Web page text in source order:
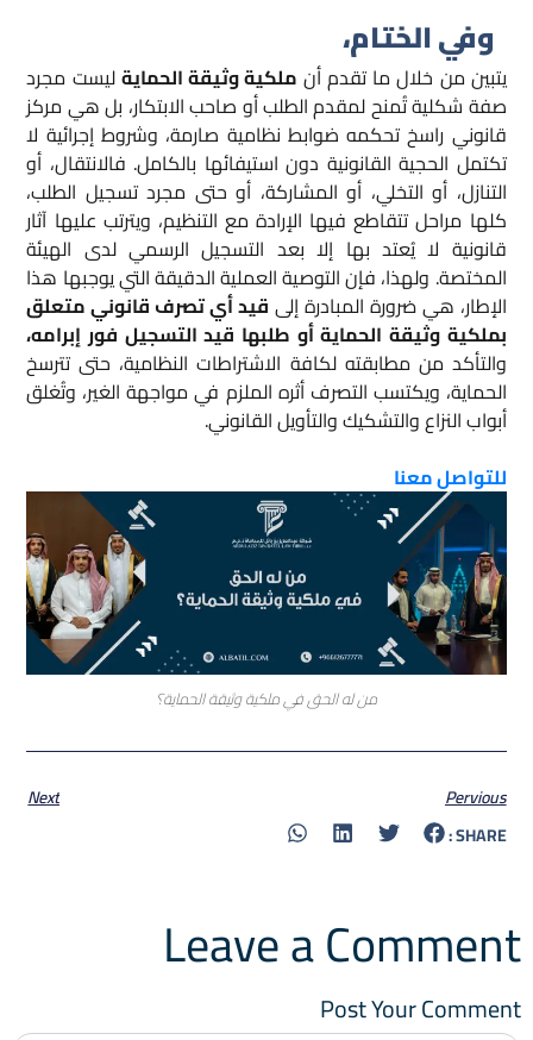
وفي الختام،
يتبين من خلال ما تقدم أن ملكية وثيقة الحمايةليست مجرد
صفة شكلية تُمنح لمقدم الطلب أو صاحب الابتكار، بل هي مركز
قانوني راسخ تحكمه ضوابط نظامية صارمة، وشروط إجرائية لا
تكتمل الحجية القانونية دون استيفائها بالكامل. فالانتقال، أو
التنازل، أو التخلي، أو المشاركة، أو حتى مجرد تسجيل الطلب،
كلها مراحل تتقاطع فيها الإرادة مع التنظيم، ويترتب عليها آثار
قانونية لا يُعتد بها إلا بعد التسجيل الرسمي لدى الهيئة
المختصة. ولهذا، فإن التوصية العملية الدقيقة التي يوجبها هذا
الإطار، هي ضرورة المبادرة إلى قيد أي تصرف قانوني متعلق
بملكية وثيقة الحماية أو طلبها قيد التسجيل فور إبرامه،
والتأكد من مطابقته لكافة الاشتراطات النظامية، حتى تترسخ
الحماية، ويكتسب التصرف أثره الملزم في مواجهة الغير، وتُغلق
أبواب النزاع والتشكيك والتأويل القانوني.
للتواصل معنا
من له الحق في ملكية وثيقة الحماية؟
Pervious
Next
SHARE :
Leave a Comment
Post Your Comment